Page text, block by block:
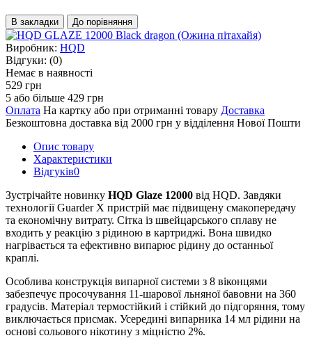
В закладки До порівняння
Виробник: HQD
Відгуки: (0)
Немає в наявності
529 грн
5 або більше 429 грн
Оплата На картку або при отриманні товару Доставка
Безкоштовна доставка від 2000 грн у відділення Нової Пошти
Опис товару
Характеристики
Відгуків0
Зустрічайте новинку HQD Glaze 12000 від HQD. Завдяки
технології Guarder X пристрій має підвищену смакопередачу
та економічну витрату. Сітка із швейцарського сплаву не
входить у реакцію з рідиною в картриджі. Вона швидко
нагрівається та ефективно випарює рідину до останньої
краплі.
Особлива конструкція випарної системи з 8 віконцями
забезпечує просочування 11-шарової льняної бавовни на 360
градусів. Матеріал термостійкий і стійкий до підгоряння, тому
виключається присмак. Усередині випарника 14 мл рідини на
основі сольового нікотину з міцністю 2%.